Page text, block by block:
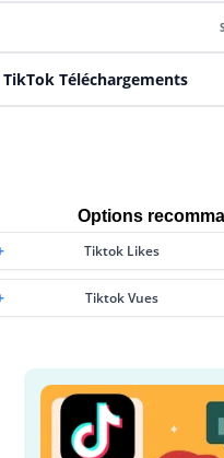
TikTok Téléchargements
Options
Tiktok Likes
Tiktok Vues